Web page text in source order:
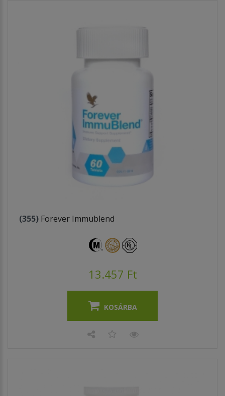
(355) Forever Immublend
13.457 Ft
KOSÁRBA